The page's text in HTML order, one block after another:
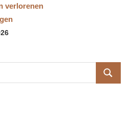
verlorenen
SUCHEN